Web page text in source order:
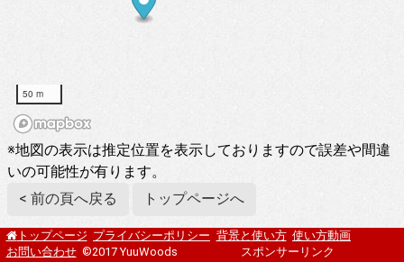
50 m
※地図の表示は推定位置を表示しておりますので誤差や間違
いの可能性が有ります。
< 前の頁へ戻る
トップページへ
トップページ プライバシーポリシー 背景と使い方 使い方動画
お問い合わせ ©2017 YuuWoods スポンサーリンク